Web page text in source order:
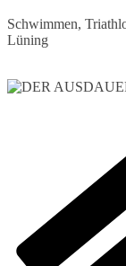
Schwimmen,
Lüning